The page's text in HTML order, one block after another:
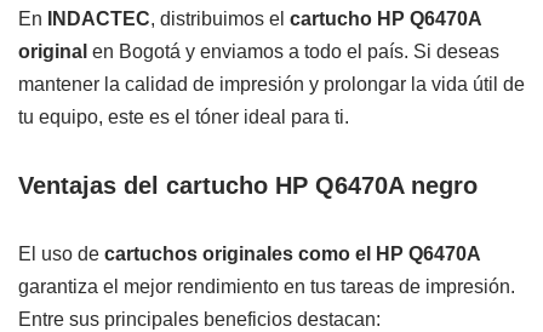
En INDACTEC, distribuimos el cartucho HP Q6470A
original en Bogotá y enviamos a todo el país. Si deseas
mantener la calidad de impresión y prolongar la vida útil de
tu equipo, este es el tóner ideal para ti.
Ventajas del cartucho HP Q6470A negro
El uso de cartuchos originales como el HP Q6470A
garantiza el mejor rendimiento en tus tareas de impresión.
Entre sus principales beneficios destacan: